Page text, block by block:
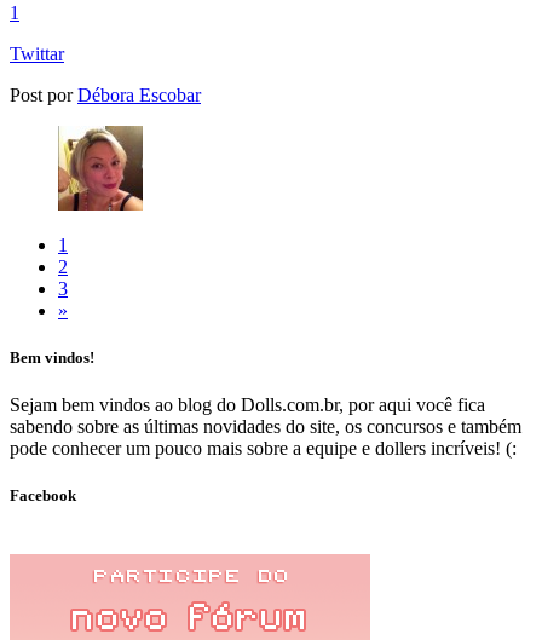
1
Twittar
Post porDébora Escobar
1
2
3
»
Bem vindos!
Sejam bem vindos ao blog do Dolls.com.br, por aqui você fica
sabendo sobre as últimas novidades do site, os concursos e também
pode conhecer um pouco mais sobre a equipe e dollers incríveis! (:
Facebook